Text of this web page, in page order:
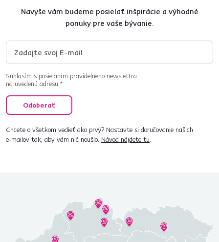
Navyše vám budeme posielať inšpirácie a výhodné
ponuky pre vaše bývanie.
Súhlasím s posielaním pravidelného newslettra
na uvedenú adresu.*
Odoberať
Chcete o všetkom vedieť ako prvý? Nastavte si doručovanie našich
e‑mailov tak, aby vám nič neušlo. Návod nájdete tu.